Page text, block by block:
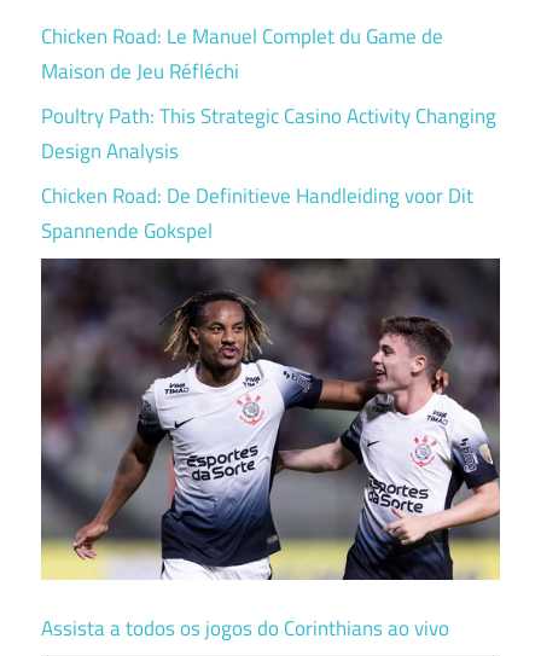
Chicken Road: Le Manuel Complet du Game de
Maison de Jeu Réfléchi
Poultry Path: This Strategic Casino Activity Changing
Design Analysis
Chicken Road: De Definitieve Handleiding voor Dit
Spannende Gokspel
Assista a todos os jogos do Corinthians ao vivo